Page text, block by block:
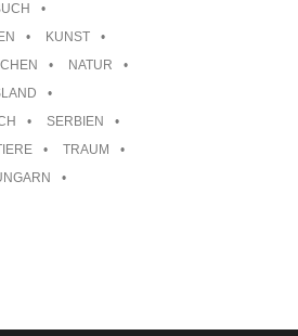
KUNST
NATUR
SERBIEN
TRAUM